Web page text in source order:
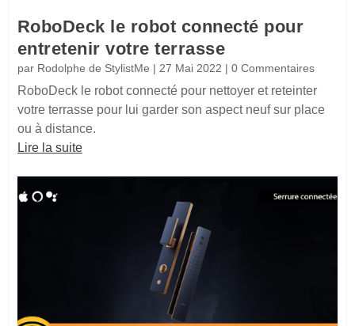
RoboDeck le robot connecté pour
entretenir votre terrasse
par Rodolphe de StylistMe | 27 Mai 2022 | 0 Commentaires
RoboDeck le robot connecté pour nettoyer et reteinter
votre terrasse pour lui garder son aspect neuf sur place
ou à distance.
Lire la suite